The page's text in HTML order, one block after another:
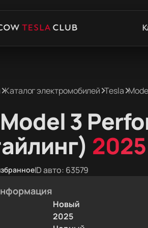
Каталог электромобилей Tesla
3
ID авто: 63579
Новый
2025